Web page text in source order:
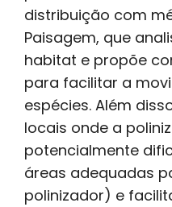
distribuição com
Paisagem, que
habitat e propõe
para facilitar a
espécies. Além
locais onde a
potencialmente
áreas adequadas
polinizador) e